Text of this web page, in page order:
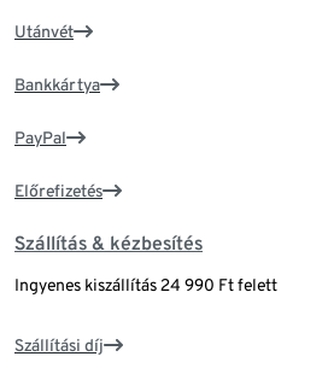
Utánvét
Bankkártya
PayPal
Előrefizetés
Szállítás & kézbesítés
Ingyenes kiszállítás 24 990 Ft felett
Szállítási díj